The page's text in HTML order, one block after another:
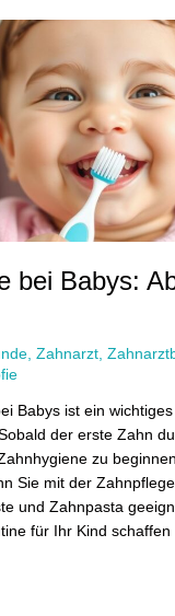
bei Babys:
,Zahnarzt ,
Babys ist ein
der erste Zahn
zu
Sie mit der
und Zahnpasta
für Ihr Kind schaffen